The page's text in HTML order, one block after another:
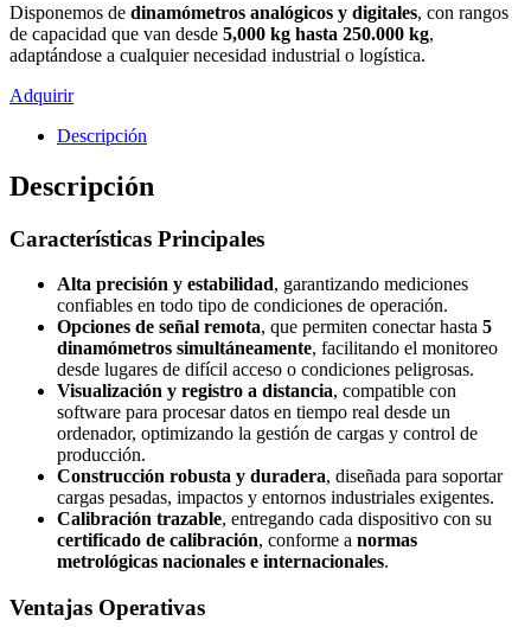
Disponemos de dinamómetros analógicos y digitales, con rangos
de capacidad que van desde 5,000 kg hasta 250.000 kg,
adaptándose a cualquier necesidad industrial o logística.
Adquirir
Descripción
Descripción
Características Principales
Alta precisión y estabilidad, garantizando mediciones
confiables en todo tipo de condiciones de operación.
Opciones de señal remota, que permiten conectar hasta 5
dinamómetros simultáneamente, facilitando el monitoreo
desde lugares de difícil acceso o condiciones peligrosas.
Visualización y registro a distancia, compatible con
software para procesar datos en tiempo real desde un
ordenador, optimizando la gestión de cargas y control de
producción.
Construcción robusta y duradera, diseñada para soportar
cargas pesadas, impactos y entornos industriales exigentes.
Calibración trazable, entregando cada dispositivo con su
certificado de calibración, conforme a normas
metrológicas nacionales e internacionales.
Ventajas Operativas